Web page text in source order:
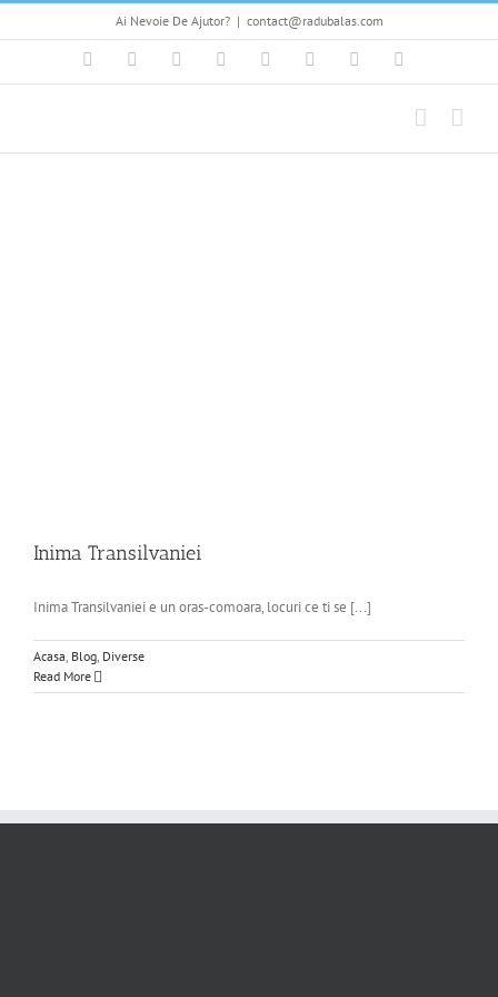
Skip
Ai Nevoie De Ajutor? | contact@radubalas.com
FacebookFlickr Twitter YouTubeInstagramPinterestLinkedIn
Inima Transilvaniei
Inima Transilvaniei e un oras-comoara, locuri ce ti se [...]
Acasa Blog Diverse
Read More